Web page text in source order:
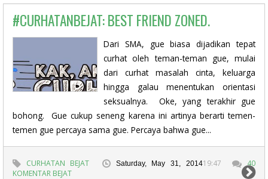
#CURHATANBEJAT: BEST FRIEND ZONED.
Dari SMA, gue biasa dijadikan tepat
curhat oleh teman-teman gue, mulai
dari curhat masalah cinta, keluarga
hingga galau menentukan orientasi
seksualnya. Oke, yang terakhir gue
bohong. Gue cukup seneng karena ini artinya berarti temen-
temen gue percaya sama gue. Percaya bahwa gue...
CURHATAN BEJAT Saturday, May 31, 201419:47
40
KOMENTAR BEJAT